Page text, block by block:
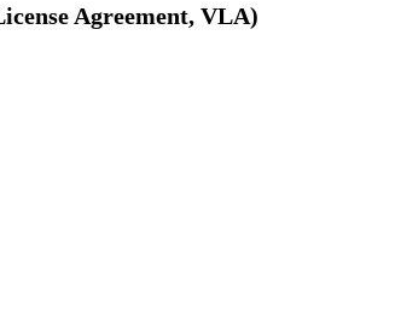
Agreement, VLA)